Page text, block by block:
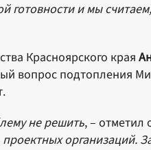
готовности и мы
Красноярского края
вопрос подтопления
не решить, – отметил
проектных